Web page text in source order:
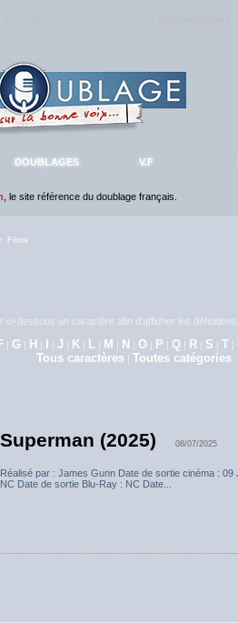
DOUBLAGES V.F
, le site référence du doublage français.
Films
ci-dessous un caractère afin d'afficher les
| G | H | I |J | K | L | M | N | O | P | Q | R | S | T |
Tous caractères | Toutes catégories
Superman (2025) 08/07/2025
Réalisé par : James Gunn Date de sortie cinéma : 09
NC Date de sortie Blu-Ray : NC Date...